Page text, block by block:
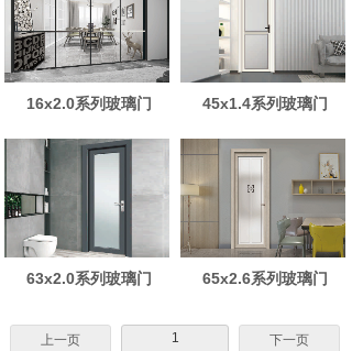
16x2.0系列玻璃门 45x1.4系列玻璃门
63x2.0系列玻璃门 65x2.6系列玻璃门
上一页 1 下一页